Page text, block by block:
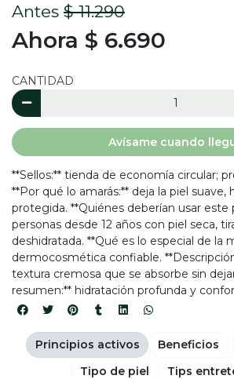
Antes $ 11.290
Ahora $ 6.690
CANTIDAD
Avísame cuando
**Sellos:** tienda de economía circular;
**Por qué lo amarás:** deja la piel suave,
protegida. **Quiénes deberían usar este
personas desde 12 años con piel seca,
deshidratada. **Qué es lo especial de la
dermocosmética confiable.
textura cremosa que se absorbe sin
resumen:** hidratación profunda y
Principios activos Beneficios
Tipo de piel
Tips